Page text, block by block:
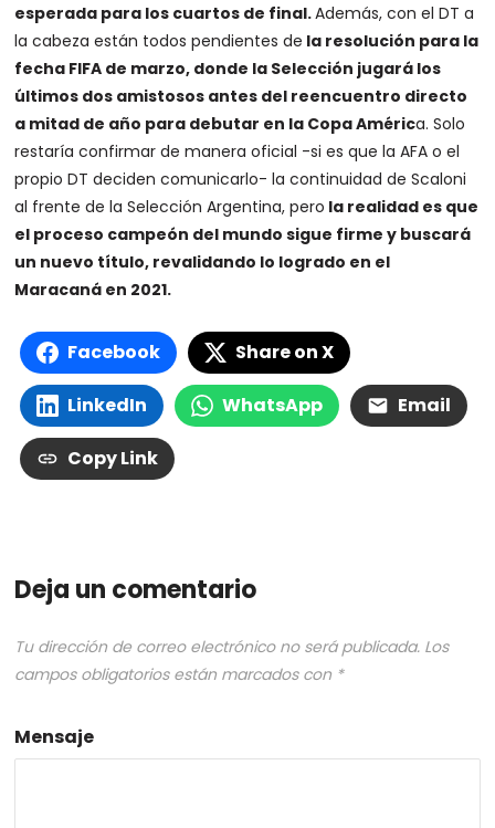
esperada para los cuartos de final.Además, con el DT a
la cabeza están todos pendientes de la resolución para la
fecha FIFA de marzo, donde la Selección jugará los
últimos dos amistosos antes del reencuentro directo
a mitad de año para debutar en la Copa América. Solo
restaría confirmar de manera oficial -si es que la AFA o el
propio DT deciden comunicarlo- la continuidad de Scaloni
al frente de la Selección Argentina, pero la realidad es que
el proceso campeón del mundo sigue firme y buscará
un nuevo título, revalidando lo logrado en el
Maracaná en 2021.
Facebook Share on X
LinkedIn WhatsApp Email
Copy Link
Deja un comentario
Tu dirección de correo electrónico no será publicada. Los
campos obligatorios están marcados con *
Mensaje